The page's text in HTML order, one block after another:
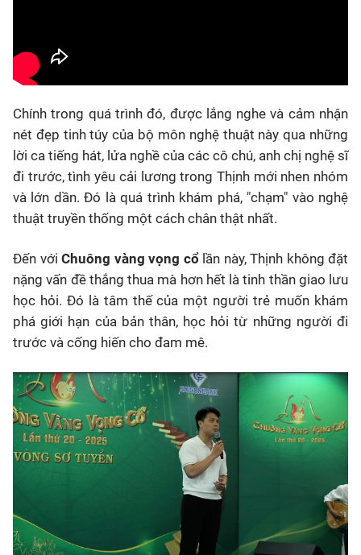
Chính trong quá trình đó, được lắng nghe và cảm nhận
nét đẹp tinh túy của bộ môn nghệ thuật này qua những
lời ca tiếng hát, lửa nghề của các cô chú, anh chị nghệ sĩ
đi trước, tình yêu cải lương trong Thịnh mới nhen nhóm
và lớn dần. Đó là quá trình khám phá, "chạm" vào nghệ
thuật truyền thống một cách chân thật nhất.
Đến với Chuông vàng vọng cổ lần này, Thịnh không đặt
nặng vấn đề thắng thua mà hơn hết là tinh thần giao lưu
học hỏi. Đó là tâm thế của một người trẻ muốn khám
phá giới hạn của bản thân, học hỏi từ những người đi
trước và cống hiến cho đam mê.